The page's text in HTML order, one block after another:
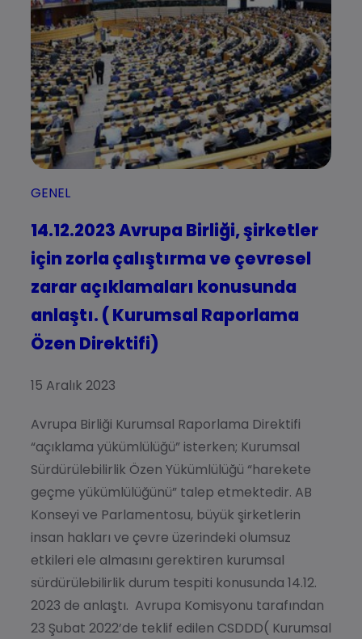
GENEL
14.12.2023 Avrupa Birliği, şirketler
için zorla çalıştırma ve çevresel
zarar açıklamaları konusunda
anlaştı. ( Kurumsal Raporlama
Özen Direktifi)
15 Aralık 2023
Avrupa Birliği Kurumsal Raporlama Direktifi
“açıklama yükümlülüğü” isterken; Kurumsal
Sürdürülebilirlik Özen Yükümlülüğü “harekete
geçme yükümlülüğünü” talep etmektedir. AB
Konseyi ve Parlamentosu, büyük şirketlerin
insan hakları ve çevre üzerindeki olumsuz
etkileri ele almasını gerektiren kurumsal
sürdürülebilirlik durum tespiti konusunda 14.12.
2023 de anlaştı. Avrupa Komisyonu tarafından
23 Şubat 2022’de teklif edilen CSDDD( Kurumsal